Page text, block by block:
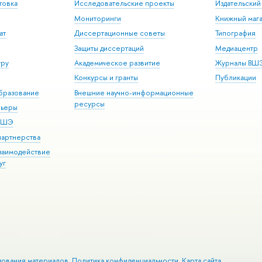
Исследовательские проекты
Мониторинги
Диссертационные советы
Защиты диссертаций
Академическое развитие
Конкурсы и гранты
Внешние научно-информационные
ресурсы
Книжный
Типография
Медиацентр
Журналы
Публикации